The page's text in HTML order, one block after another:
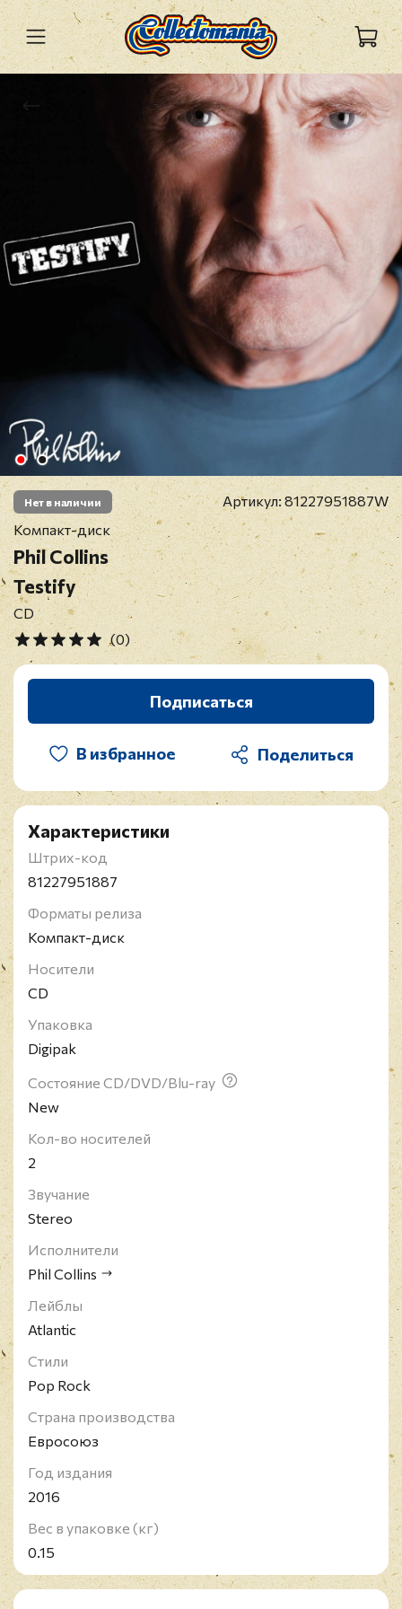
Нет в наличии Артикул: 81227951887W
Компакт-диск
Phil Collins
Testify
CD
(0)
Подписаться
В избранное
Характеристики
Штрих-код
81227951887
Форматы релиза
Компакт-диск
Носители
CD
Упаковка
Digipak
Состояние CD/DVD/Blu-ray
New
Кол-во носителей
2
Звучание
Stereo
Исполнители
Phil Collins
Лейблы
Atlantic
Стили
Pop Rock
Страна производства
Евросоюз
Год издания
2016
Вес в упаковке (кг)
0.15